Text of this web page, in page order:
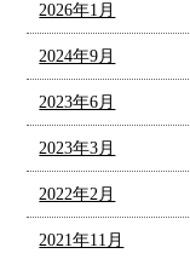
2026年1月
2024年9月
2023年6月
2023年3月
2022年2月
2021年11月